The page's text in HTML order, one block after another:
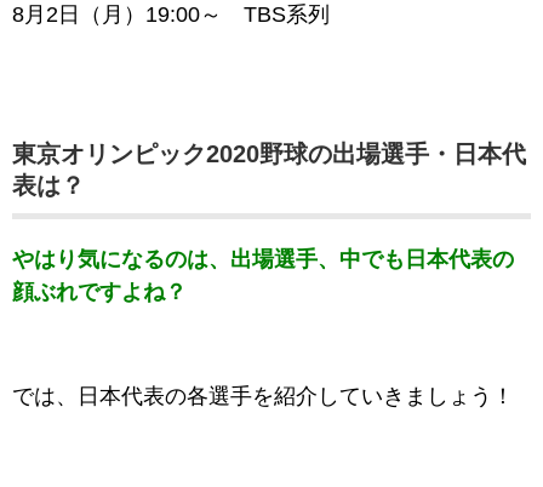
8月2日（月）19:00～ TBS系列
東京オリンピック2020野球の出場選手・日本代
表は ？
やはり気になるのは、出場選手、中でも日本代表の
顔ぶれですよね？
では、日本代表の各選手を紹介していきましょう！